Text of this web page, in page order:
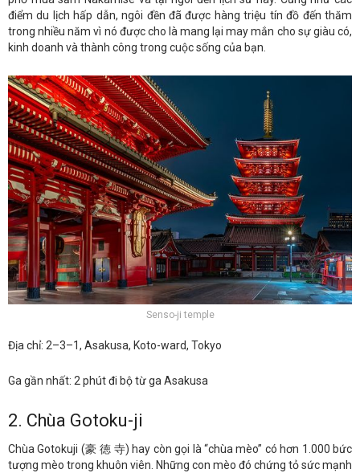
điểm du lịch hấp dẫn, ngôi đền đã được hàng triệu tín đồ đến thăm
trong nhiều năm vì nó được cho là mang lại may mắn cho sự giàu có,
kinh doanh và thành công trong cuộc sống của bạn.
Senso-ji temple
Địa chỉ: 2–3–1, Asakusa, Koto-ward, Tokyo
Ga gần nhất: 2 phút đi bộ từ ga Asakusa
2. Chùa Gotoku-ji
Chùa Gotokuji (豪 徳 寺) hay còn gọi là “chùa mèo” có hơn 1.000 bức
tượng mèo trong khuôn viên. Những con mèo đó chứng tỏ sức mạnh